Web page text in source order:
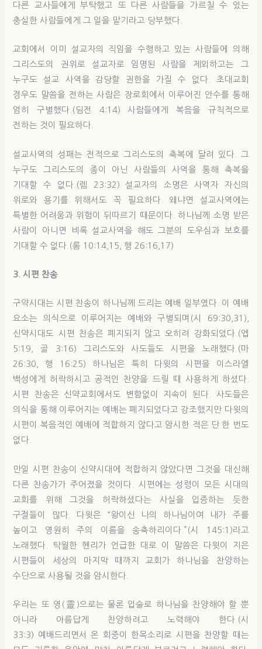
다른 교사들에게 부탁했고 또 다른 사람들을 가르칠 수 있는
충실한 사람들에게 그 일을 맡기라고 당부했다.
교회에서 이미 설교자의 직임을 수행하고 있는 사람들에 의해
그리스도의 권위로 설교자로 임명된 사람을 제외하고는 그
누구도 설교 사역을 감당할 권한을 가질 수 없다. 초대교회
경우도 말씀을 전하는 사람은 장로회에서 이루어진 안수를 통해
엄히 구별했다.(딤전 4:14) 사람들에게 복음을 규칙적으로
전하는 것이 필요하다.
설교사역의 성패는 전적으로 그리스도의 축복에 달려 있다. 그
누구도 그리스도의 종이 아닌 사람들의 사역을 통해 축복을
기대할 수 없다.(렘 23:32) 설교자의 소명은 사역자 자신의
위로와 용기를 위해서도 꼭 필요하다. 왜냐면 설교사역에는
특별한 어려움과 위험이 뒤따르기 때문이다. 하나님께 소명 받은
사람이 아니면 비록 설교사역을 해도 그분의 도우심과 보호를
기대할 수 없다.(롬 10:14,15, 행 26:16,17)
3. 시편 찬송
구약시대는 시편 찬송이 하나님께 드리는 예배 일부였다. 이 예배
요소는 의식으로 이루어지는 예배와 구별되며(시 69:30,31),
신약시대도 시편 찬송은 폐지되지 않고 오히려 강화되었다.(엡
5:19, 골 3:16) 그리스도와 사도들도 시편을 노래했다.(마
26:30, 행 16:25) 하나님은 특히 다윗의 시편을 이스라엘
백성에게 허락하시고 공적인 찬양을 드릴 때 사용하게 하셨다.
시편 찬송은 신약교회에서도 변함없이 지속이 된다. 사도들은
의식을 통해 이루어지는 예배는 폐지되었다고 강조했지만 다윗의
시편이 복음적인 예배에 적합하지 않다고 암시한 적은 단 한 번도
없다.
만일 시편 찬송이 신약시대에 적합하지 않았다면 그것을 대신해
다른 찬송가가 주어졌을 것이다. 시편에는 성령이 모든 시대의
교회를 위해 그것을 허락하셨다는 사실을 입증하는 듯한
구절들이 많다. 다윗은 “왕이신 나의 하나님이여 내가 주를
높이고 영원히 주의 이름을 송축하리이다.”(시 145:1)라고
노래했다. 탁월한 헨리가 언급한 대로 이 말씀은 다윗이 지은
시편들이 세상의 마지막 때까지 교회가 하나님을 찬양하는
수단으로 사용될 것을 암시한다.
우리는 또 영(靈)으로는 물론 입술로 하나님을 찬양해야 할 뿐
아니라 아름답게 찬양하려고 노력해야 한다.(시
33:3) 예배드리면서 온 회중이 한목소리로 시편을 찬양할 때는